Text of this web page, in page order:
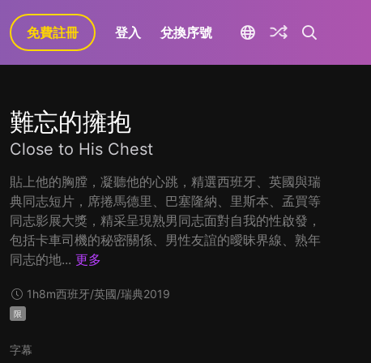
免費註冊 登入 兌換序號
難忘的擁抱
Close to His Chest
貼上他的胸膛，凝聽他的心跳，精選西班牙、英國與瑞
典同志短片，席捲馬德里、巴塞隆納、里斯本、孟買等
同志影展大獎，精采呈現熟男同志面對自我的性啟發，
包括卡車司機的秘密關係、男性友誼的曖昧界線、熟年
同志的地... 更多
1h8m西班牙/英國/瑞典2019
限
字幕